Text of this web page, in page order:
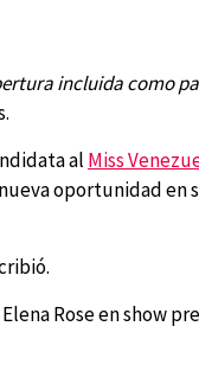
incluida como
al Miss
oportunidad en